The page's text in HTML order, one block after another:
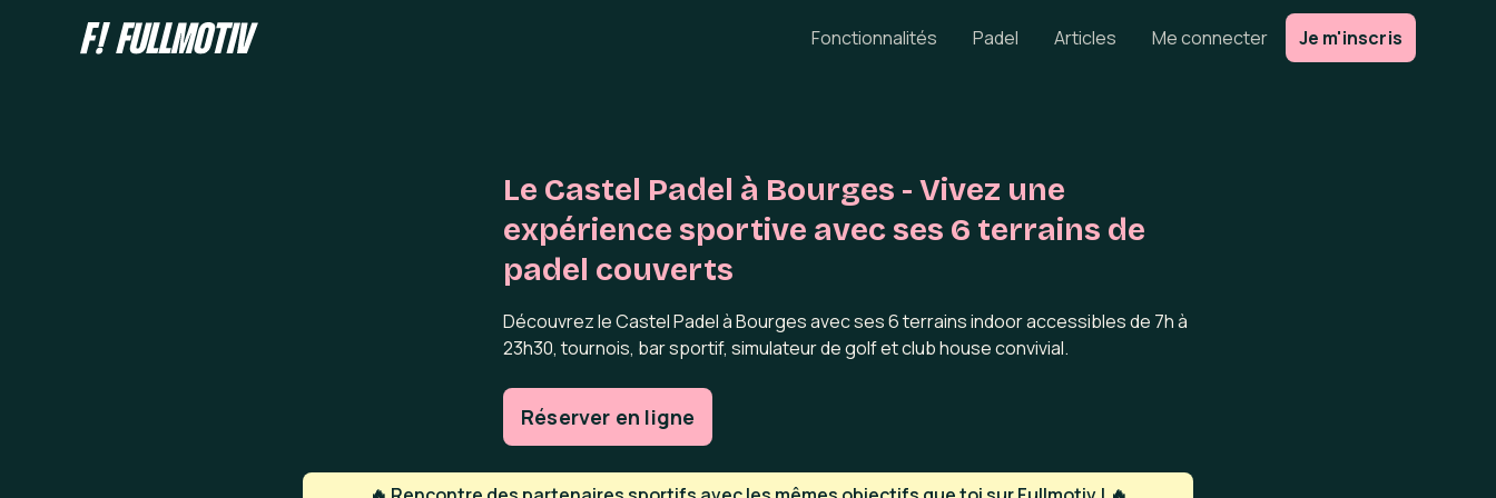
Fonctionnalités Padel Articles Me connecter Je m'inscris
Le Castel Padel à Bourges - Vivez une
expérience sportive avec ses 6 terrains de
padel couverts
Découvrez le Castel Padel à Bourges avec ses 6 terrains indoor accessibles de 7h à
23h30, tournois, bar sportif, simulateur de golf et club house convivial.
Réserver en ligne